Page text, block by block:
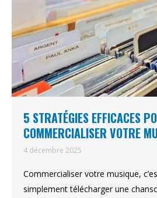
5 STRATÉGIES EFFICACES
COMMERCIALISER VOTRE
4 décembre 2025
Commercialiser votre musique,
simplement télécharger une